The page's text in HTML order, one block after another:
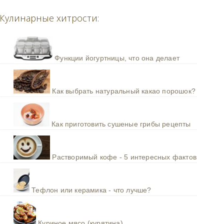
Кулинарные хитрости:
Функции йогуртницы, что она делает
Как выбрать натуральный какао порошок?
Как приготовить сушеные грибы рецепты
Растворимый кофе - 5 интересных фактов
Тефлон или керамика - что лучше?